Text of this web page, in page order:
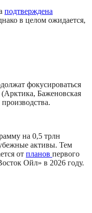
подтверждена
в целом ожидается,
фокусироваться
Баженовская
на 0,5 трлн
активы. Тем
от планов первого
Ойл» в 2026 году.